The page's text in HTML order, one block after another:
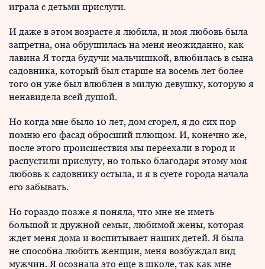
играла с детьми прислуги.
И даже в этом возрасте я любила, и моя любовь была
запретна, она обрушилась на меня неожиданно, как
лавина Я тогда будучи мальчишкой, влюбилась в сына
садовника, который был старше на восемь лет более
того он уже был влюблен в милую девушку, которую я
ненавидела всей душой.
Но когда мне было 10 лет, дом сгорел, я до сих пор
помню его фасад обросший плющом. И, конечно же,
после этого происшествия мы переехали в город и
распустили прислугу, но только благодаря этому моя
любовь к садовнику остыла, и я в суете города начала
его забывать.
Но гораздо позже я поняла, что мне не иметь
большой и дружной семьи, любимой жены, которая
ждет меня дома и воспитывает наших детей. Я была
не способна любить женщин, меня возбуждал вид
мужчин. Я осознала это еще в школе, так как мне